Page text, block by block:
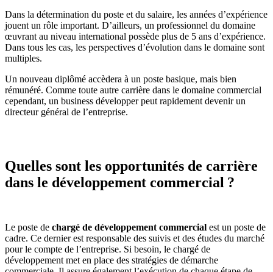
Dans la détermination du poste et du salaire, les années d’expérience
jouent un rôle important. D’ailleurs, un professionnel du domaine
œuvrant au niveau international possède plus de 5 ans d’expérience.
Dans tous les cas, les perspectives d’évolution dans le domaine sont
multiples.
Un nouveau diplômé accèdera à un poste basique, mais bien
rémunéré. Comme toute autre carrière dans le domaine commercial
cependant, un business développer peut rapidement devenir un
directeur général de l’entreprise.
Quelles sont les opportunités de carrière
dans le développement commercial ?
Le poste de chargé de développement commercial est un poste de
cadre. Ce dernier est responsable des suivis et des études du marché
pour le compte de l’entreprise. Si besoin, le chargé de
développement met en place des stratégies de démarche